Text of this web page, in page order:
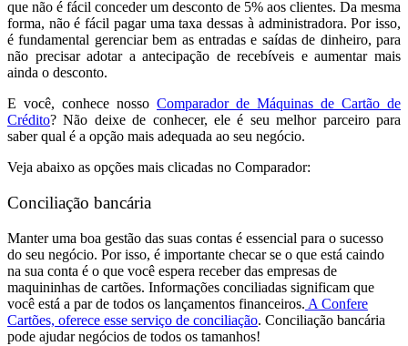
que não é fácil conceder um desconto de 5% aos clientes. Da mesma
forma, não é fácil pagar uma taxa dessas à administradora. Por isso,
é fundamental gerenciar bem as entradas e saídas de dinheiro, para
não precisar adotar a antecipação de recebíveis e aumentar mais
ainda o desconto.
E você, conhece nosso Comparador de Máquinas de Cartão de
Crédito? Não deixe de conhecer, ele é seu melhor parceiro para
saber qual é a opção mais adequada ao seu negócio.
Veja abaixo as opções mais clicadas no Comparador:
Conciliação bancária
Manter uma boa gestão das suas contas é essencial para o sucesso
do seu negócio. Por isso, é importante checar se o que está caindo
na sua conta é o que você espera receber das empresas de
maquininhas de cartões. Informações conciliadas significam que
você está a par de todos os lançamentos financeiros. A Confere
Cartões, oferece esse serviço de conciliação. Conciliação bancária
pode ajudar negócios de todos os tamanhos!